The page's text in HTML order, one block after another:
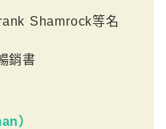
Shamrock等名
銷書
）